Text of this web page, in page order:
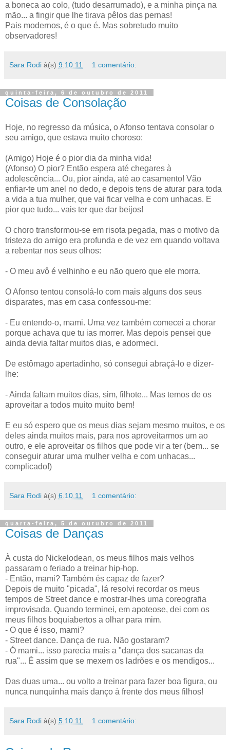
a boneca ao colo, (tudo desarrumado), e a minha pinça na
mão... a fingir que lhe tirava pêlos das pernas!
Pais modernos, é o que é. Mas sobretudo muito
observadores!
Sara Rodi à(s) 9.10.11 1 comentário:
quinta-feira, 6 de outubro de 2011
Coisas de Consolação
Hoje, no regresso da música, o Afonso tentava consolar o
seu amigo, que estava muito choroso:
(Amigo) Hoje é o pior dia da minha vida!
(Afonso) O pior? Então espera até chegares à
adolescência... Ou, pior ainda, até ao casamento! Vão
enfiar-te um anel no dedo, e depois tens de aturar para toda
a vida a tua mulher, que vai ficar velha e com unhacas. E
pior que tudo... vais ter que dar beijos!
O choro transformou-se em risota pegada, mas o motivo da
tristeza do amigo era profunda e de vez em quando voltava
a rebentar nos seus olhos:
- O meu avô é velhinho e eu não quero que ele morra.
O Afonso tentou consolá-lo com mais alguns dos seus
disparates, mas em casa confessou-me:
- Eu entendo-o, mami. Uma vez também comecei a chorar
porque achava que tu ias morrer. Mas depois pensei que
ainda devia faltar muitos dias, e adormeci.
De estômago apertadinho, só consegui abraçá-lo e dizer-
lhe:
- Ainda faltam muitos dias, sim, filhote... Mas temos de os
aproveitar a todos muito muito bem!
E eu só espero que os meus dias sejam mesmo muitos, e os
deles ainda muitos mais, para nos aproveitarmos um ao
outro, e ele aproveitar os filhos que pode vir a ter (bem... se
conseguir aturar uma mulher velha e com unhacas...
complicado!)
Sara Rodi à(s) 6.10.11 1 comentário:
quarta-feira, 5 de outubro de 2011
Coisas de Danças
À custa do Nickelodean, os meus filhos mais velhos
passaram o feriado a treinar hip-hop.
- Então, mami? Também és capaz de fazer?
Depois de muito "picada", lá resolvi recordar os meus
tempos de Street dance e mostrar-lhes uma coreografia
improvisada. Quando terminei, em apoteose, dei com os
meus filhos boquiabertos a olhar para mim.
- O que é isso, mami?
- Street dance. Dança de rua. Não gostaram?
- Ó mami... isso parecia mais a "dança dos sacanas da
rua"... É assim que se mexem os ladrões e os mendigos...
Das duas uma... ou volto a treinar para fazer boa figura, ou
nunca nunquinha mais danço à frente dos meus filhos!
Sara Rodi à(s) 5.10.11 1 comentário: